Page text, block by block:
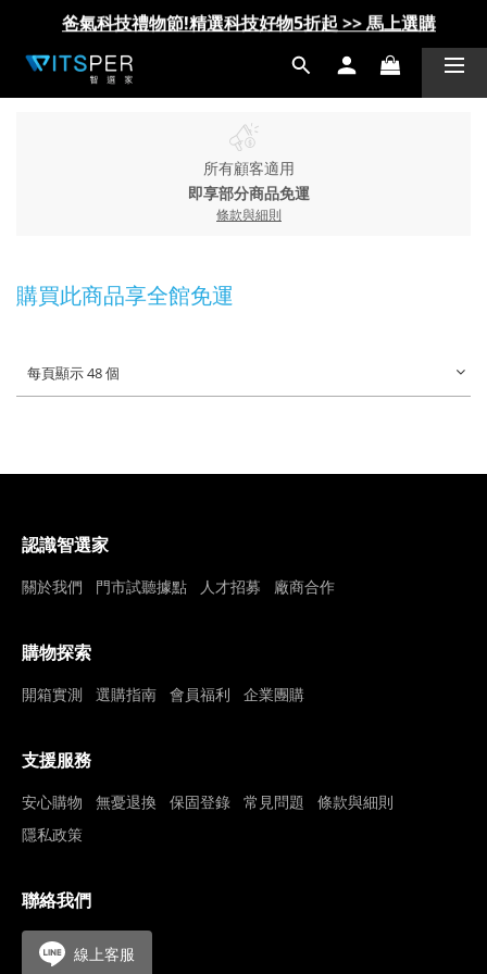
爸氣科技禮物節!精選科技好物5折起 >> 馬上選購
爸氣科技禮物節!精選科技好物5折起 >> 馬上選購
所有顧客適用
即享部分商品免運
條款與細則
購買此商品享全館免運
每頁顯示 48 個
認識智選家
關於我們 門市試聽據點 人才招募 廠商合作
購物探索
開箱實測 選購指南 會員福利 企業團購
支援服務
安心購物 無憂退換 保固登錄 常見問題
條款與細則
隱私政策
聯絡我們
線上客服